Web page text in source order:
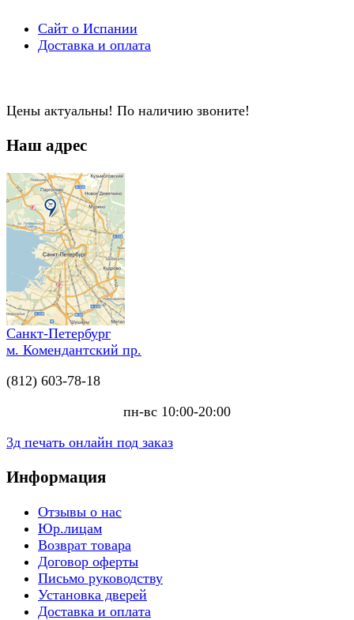
Сайт о Испании
Доставка и оплата
Цены актуальны! По наличию звоните!
Наш адрес
Санкт-Петербург
м. Комендантский пр.
(812) 603-78-18
пн-вс 10:00-20:00
3д печать онлайн под заказ
Информация
Отзывы о нас
Юр.лицам
Возврат товара
Договор оферты
Письмо руководству
Установка дверей
Доставка и оплата